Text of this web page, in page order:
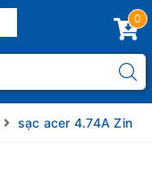
0
sạc acer 4.74A Zin